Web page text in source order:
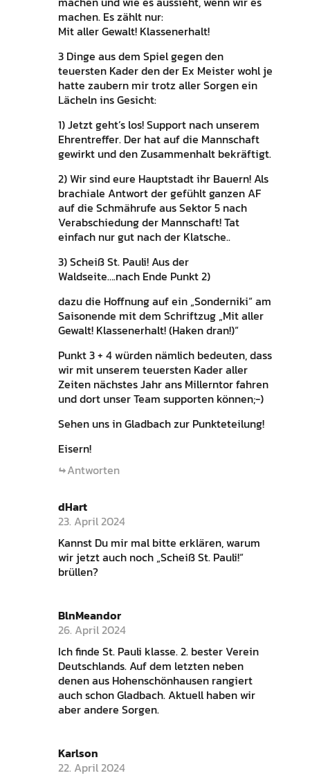
machen. Es zählt nur:
Mit aller Gewalt! Klassenerhalt!
3 Dinge aus dem Spiel gegen den
teuersten Kader den der Ex Meister wohl je
hatte zaubern mir trotz aller Sorgen ein
Lächeln ins Gesicht:
1) Jetzt geht’s los! Support nach unserem
Ehrentreffer. Der hat auf die Mannschaft
gewirkt und den Zusammenhalt bekräftigt.
2) Wir sind eure Hauptstadt ihr Bauern! Als
brachiale Antwort der gefühlt ganzen AF
auf die Schmährufe aus Sektor 5 nach
Verabschiedung der Mannschaft! Tat
einfach nur gut nach der Klatsche..
3) Scheiß St. Pauli! Aus der
Waldseite….nach Ende Punkt 2)
dazu die Hoffnung auf ein „Sonderniki“ am
Saisonende mit dem Schriftzug „Mit aller
Gewalt! Klassenerhalt! (Haken dran!)“
Punkt 3 + 4 würden nämlich bedeuten, dass
wir mit unserem teuersten Kader aller
Zeiten nächstes Jahr ans Millerntor fahren
und dort unser Team supporten können;-)
Sehen uns in Gladbach zur Punkteteilung!
Eisern!
Antworten
dHart
23. April 2024
Kannst Du mir mal bitte erklären, warum
wir jetzt auch noch „Scheiß St. Pauli!“
brüllen?
BlnMeandor
26. April 2024
Ich finde St. Pauli klasse. 2. bester Verein
Deutschlands. Auf dem letzten neben
denen aus Hohenschönhausen rangiert
auch schon Gladbach. Aktuell haben wir
aber andere Sorgen.
Karlson
22. April 2024